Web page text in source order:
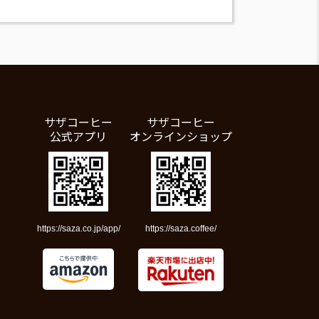
サザコーヒー
公式アプリ
https://saza.co.jp/app/
サザコーヒー
オンラインショップ
https://saza.coffee/